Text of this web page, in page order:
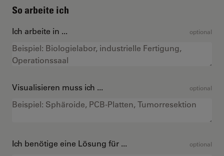
So arbeite ich
Ich arbeite in ... optional
Visualisieren muss ich ... optional
Ich benötige eine Lösung für ... optional